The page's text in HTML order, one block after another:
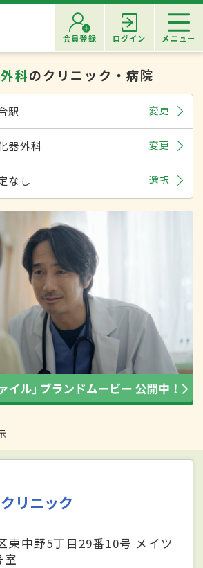
会員登録 ログイン メニュー
科のクリニック・病院
駅 変更
器外科 変更
なし 選択
リニック
東中野5丁目29番10号 メイツ
室